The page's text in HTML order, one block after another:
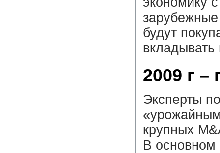
будут
2009 г –
Эксперты
крупных
В основном